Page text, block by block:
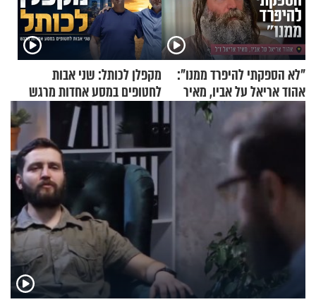
"לא הספקתי להיפרד ממנו":
אהוד אריאל על אביו, מאיר
אריאל ז"ל
מקפלן לכותל: שני אבות
לחטופים במסע אחדות מרגש